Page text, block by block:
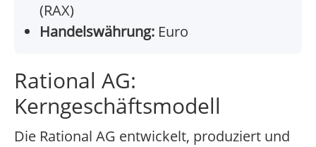
(RAX)
Handelswährung: Euro
Rational AG:
Kerngeschäftsmodell
Die Rational AG entwickelt, produziert und